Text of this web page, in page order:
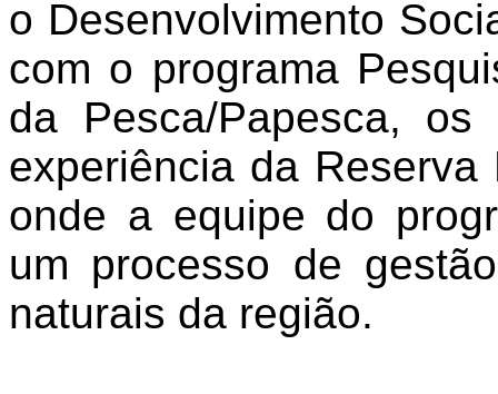
o Desenvolvimento
com o programa
da Pesca/Papesca,
experiência da
onde a equipe do
um processo de
naturais da região.